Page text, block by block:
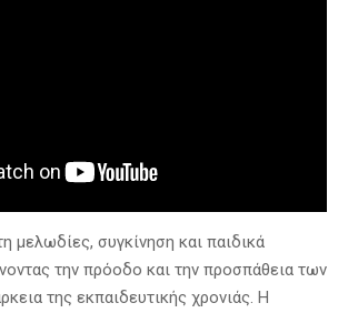
μελωδίες, συγκίνηση και παιδικά
την πρόοδο και την προσπάθεια των
της εκπαιδευτικής χρονιάς. Η